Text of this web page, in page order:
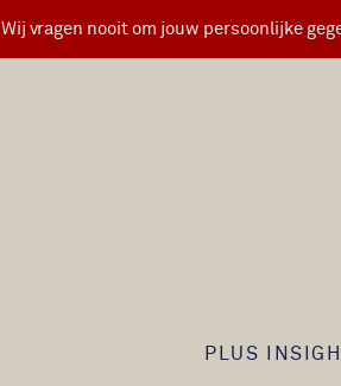
Wij vragen nooit om jouw persoonlijke
PLUS